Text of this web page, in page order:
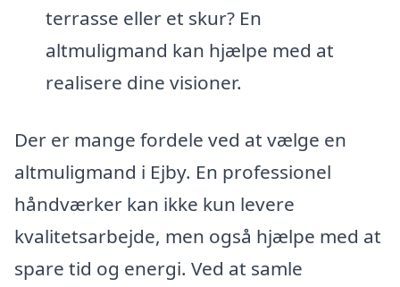
terrasse eller et skur? En
altmuligmand kan hjælpe med at
realisere dine visioner.
Der er mange fordele ved at vælge en
altmuligmand i Ejby. En professionel
håndværker kan ikke kun levere
kvalitetsarbejde, men også hjælpe med at
spare tid og energi. Ved at samle